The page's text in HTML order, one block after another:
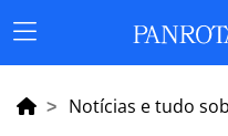
Menu
Principal
Notícias e tudo